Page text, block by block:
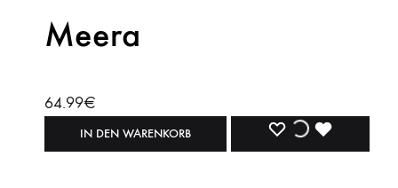
Meera
64.99€
IN DEN WARENKORB WISHLISTWISHLIST